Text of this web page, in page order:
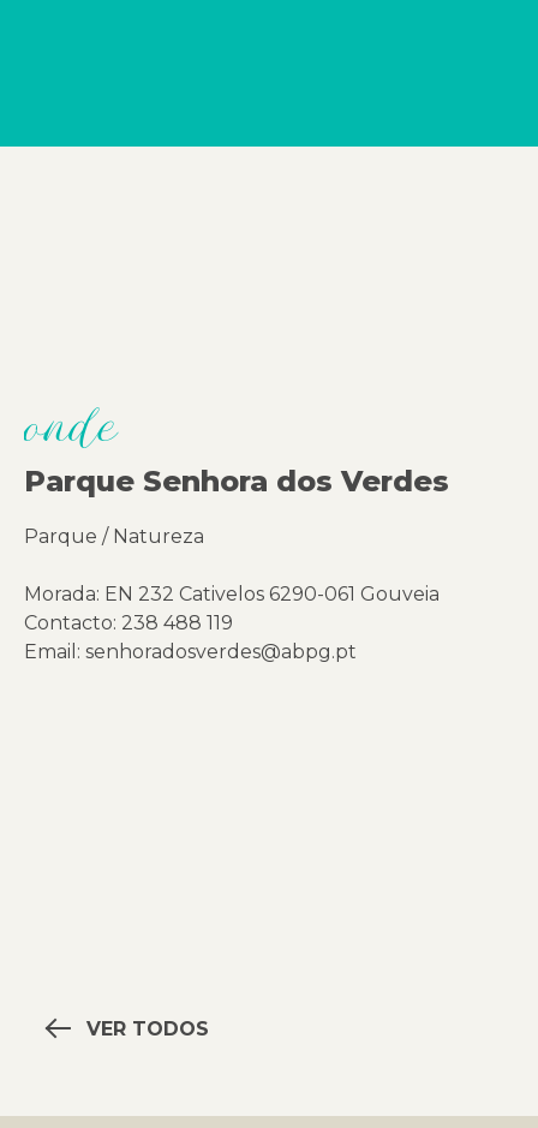
onde
Parque Senhora dos Verdes
Parque / Natureza
Morada: EN 232 Cativelos 6290-061 Gouveia
Contacto: 238 488 119
Email: senhoradosverdes@abpg.pt
VER TODOS